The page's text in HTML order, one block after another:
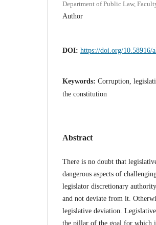
Department of Public Law,
Author
DOI: https://doi.org/10.58916/
Keywords: Corruption,
the constitution
Abstract
There is no doubt that
dangerous aspects of
legislator discretionary
and not deviate from it.
legislative deviation.
the pillar of the goal for which